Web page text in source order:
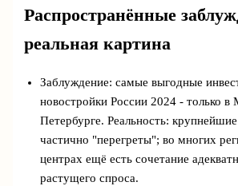
Распространённые
реальная картина
Заблуждение: самые выгодные
новостройки России 2024 - только в
Петербурге. Реальность:
частично "перегреты"; во многих
центрах ещё есть сочетание
растущего спроса.